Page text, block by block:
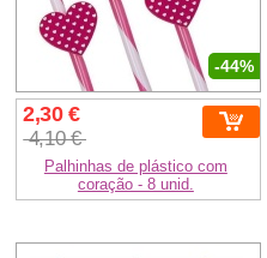
-44%
2,30 €
4,10 €
Palhinhas de plástico com
coração - 8 unid.